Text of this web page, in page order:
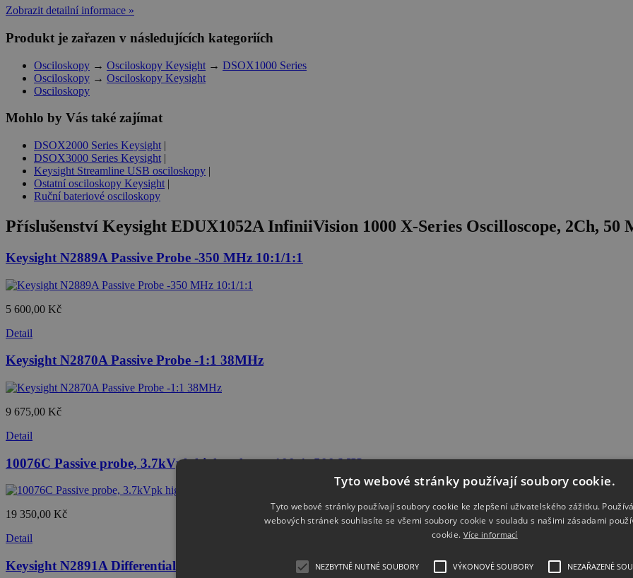
Zobrazit detailní informace »
Produkt je zařazen v následujících kategoriích
Osciloskopy → Osciloskopy Keysight → DSOX1000 Series
Osciloskopy → Osciloskopy Keysight
Osciloskopy
Mohlo by Vás také zajímat
DSOX2000 Series Keysight |
DSOX3000 Series Keysight |
Keysight Streamline USB osciloskopy |
Ostatní osciloskopy Keysight |
Ruční bateriové osciloskopy
Příslušenství Keysight EDUX1052A InfiniiVision 1000 X-Series Oscilloscope, 2Ch, 50
Keysight N2889A Passive Probe -350 MHz 10:1/1:1
5 600,00 Kč
Detail
Keysight N2870A Passive Probe -1:1 38MHz
9 675,00 Kč
Detail
10076C Passive probe, 3.7kVpk high-voltage, 100:1, 500 MHz
19 350,00 Kč
Detail
Keysight N2891A Differential Probe - 70 MHz
Tyto webové stránky používají soubory cookie.
Tyto webové stránky používají soubory cookie ke zlepšení uživatelského zážitku.
webových stránek souhlasíte se všemi soubory cookie v souladu s našimi zásadami
cookie. Více informací
NEZBYTNĚ NUTNÉ SOUBORY VÝKONOVÉ SOUBORY NEZAŘAZENÉ